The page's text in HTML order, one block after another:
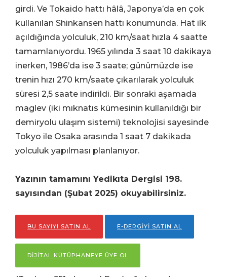
girdi. Ve Tokaido hattı hâlâ, Japonya’da en çok
kullanılan Shinkansen hattı konumunda. Hat ilk
açıldığında yolculuk, 210 km/saat hızla 4 saatte
tamamlanıyordu. 1965 yılında 3 saat 10 dakikaya
inerken, 1986’da ise 3 saate; günümüzde ise
trenin hızı 270 km/saate çıkarılarak yolculuk
süresi 2,5 saate indirildi. Bir sonraki aşamada
maglev (iki mıknatıs kümesinin kullanıldığı bir
demiryolu ulaşım sistemi) teknolojisi sayesinde
Tokyo ile Osaka arasında 1 saat 7 dakikada
yolculuk yapılması planlanıyor.
Yazının tamamını Yedikıta Dergisi 198.
sayısından (Şubat 2025) okuyabilirsiniz.
BU SAYIYI SATIN AL E-DERGİYİ SATIN AL
DİJİTAL KÜTÜPHANEYE ÜYE OL